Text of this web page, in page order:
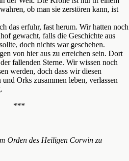
ob man sie zerstören kann, ist
das erfuhr, fast herum. Wir hatten noch
gewacht, falls die Geschichte aus
doch nichts war geschehen.
von hier aus zu erreichen sein. Dort
fallenden Sterne. Wir wissen noch
werden, doch dass wir diesen
Orks zusammen leben, verlassen
***
Orden des Heiligen Corwin zu